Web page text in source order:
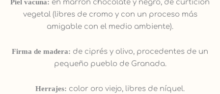
Piel vacuna: en marrón chocolate y negro, de curtición
vegetal (libres de cromo y con un proceso más
amigable con el medio ambiente).
Firma de madera: de ciprés y olivo, procedentes de un
pequeño pueblo de Granada.
Herrajes: color oro viejo, libres de níquel.